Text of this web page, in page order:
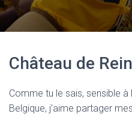
Château de
Comme tu le sais, sensible
Belgique, j’aime partager